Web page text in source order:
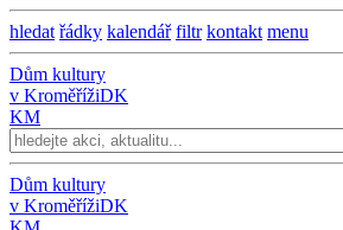
hledat řádky kalendář filtr kontakt menu
Dům kultury
v KroměřížiDK
KM
Dům kultury
v KroměřížiDK